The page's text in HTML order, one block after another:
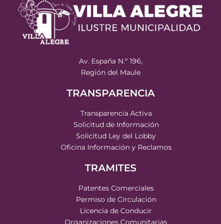
Av. España N.º 196,
Región del Maule
TRANSPARENCIA
Transparencia Activa
Solicitud de Información
Solicitud Ley del Lobby
Oficina Información y Reclamos
TRAMITES
Patentes Comerciales
Permiso de Circulación
Licencia de Conducir
Organizaciones Comunitarias